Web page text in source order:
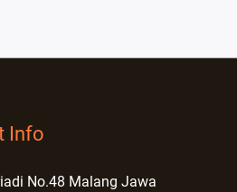
Info
No.48 Malang Jawa